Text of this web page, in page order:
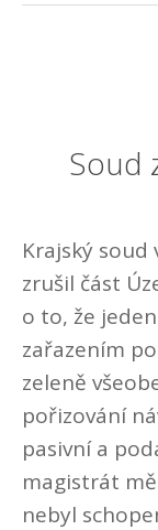
Soud
Krajský
zrušil část
o to, že
zařazením
zeleně
pořizování
pasivní a
magistrát
nebyl